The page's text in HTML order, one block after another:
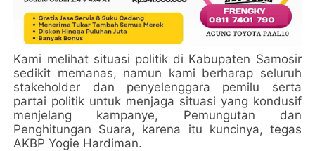
Kami melihat situasi politik di Kabupaten Samosir
sedikit memanas, namun kami berharap seluruh
stakeholder dan penyelenggara pemilu serta
partai politik untuk menjaga situasi yang kondusif
menjelang kampanye, Pemungutan dan
Penghitungan Suara, karena itu kuncinya, tegas
AKBP Yogie Hardiman.